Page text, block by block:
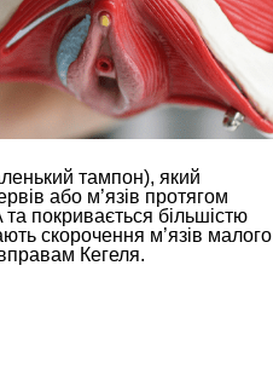
тампон), який
або м’язів протягом
покривається більшістю
скорочення м’язів малого
Кегеля.